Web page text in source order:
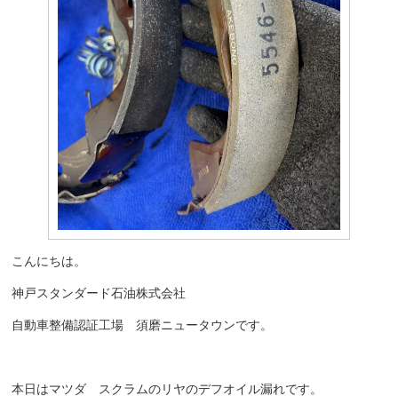
こんにちは。
神戸スタンダード石油株式会社
自動車整備認証工場 須磨ニュータウンです。
本日はマツダ スクラムのリヤのデフオイル漏れです。